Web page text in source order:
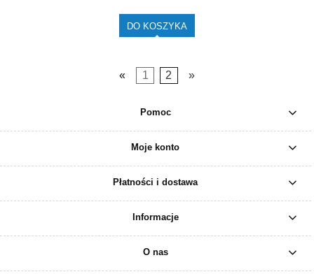
DO KOSZYKA
« 1 2 »
Pomoc
Moje konto
Płatności i dostawa
Informacje
O nas